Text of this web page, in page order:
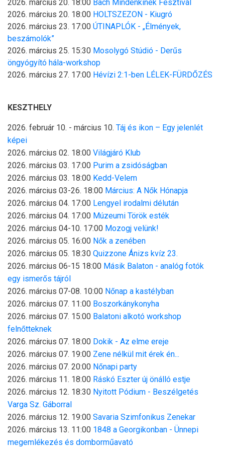
2026. március 20. 18:00 Bach Mindenkinek Fesztivál
2026. március 20. 18:00 HOLTSZEZON - Kiugró
2026. március 23. 17:00 ÚTINAPLÓK - „Élmények,
beszámolók”
2026. március 25. 15:30 Mosolygó Stúdió - Derűs
öngyógyító hála-workshop
2026. március 27. 17:00 Hévízi 2:1-ben LÉLEK-FÜRDŐZÉS
KESZTHELY
2026. február 10. - március 10. Táj és ikon – Egy jelenlét
képei
2026. március 02. 18:00 Világjáró Klub
2026. március 03. 17:00 Purim a zsidóságban
2026. március 03. 18:00 Kedd-Velem
2026. március 03-26. 18:00 Március: A Nők Hónapja
2026. március 04. 17:00 Lengyel irodalmi délután
2026. március 04. 17:00 Múzeumi Török esték
2026. március 04-10. 17:00 Mozogj velünk!
2026. március 05. 16:00 Nők a zenében
2026. március 05. 18:30 Quizzone Ánizs kvíz 23.
2026. március 06-15 18:00 Másik Balaton - analóg fotók
egy ismerős tájról
2026. március 07-08. 10:00 Nőnap a kastélyban
2026. március 07. 11:00 Boszorkánykonyha
2026. március 07. 15:00 Balatoni alkotó workshop
felnőtteknek
2026. március 07. 18:00 Dokik - Az elme ereje
2026. március 07. 19:00 Zene nélkül mit érek én...
2026. március 07. 20:00 Nőnapi party
2026. március 11. 18:00 Ráskó Eszter új önálló estje
2026. március 12. 18:30 Nyitott Pódium - Beszélgetés
Varga Sz. Gáborral
2026. március 12. 19:00 Savaria Szimfonikus Zenekar
2026. március 13. 11:00 1848 a Georgikonban - Ünnepi
megemlékezés és domborműavató